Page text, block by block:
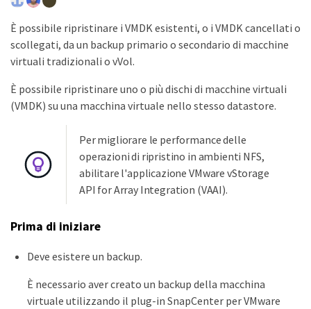
È possibile ripristinare i VMDK esistenti, o i VMDK cancellati o
scollegati, da un backup primario o secondario di macchine
virtuali tradizionali o vVol.
È possibile ripristinare uno o più dischi di macchine virtuali
(VMDK) su una macchina virtuale nello stesso datastore.
Per migliorare le performance delle
operazioni di ripristino in ambienti NFS,
abilitare l'applicazione VMware vStorage
API for Array Integration (VAAI).
Prima di iniziare
Deve esistere un backup.
È necessario aver creato un backup della macchina
virtuale utilizzando il plug-in SnapCenter per VMware